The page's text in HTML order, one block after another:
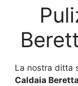
La nostra ditta
Caldaia